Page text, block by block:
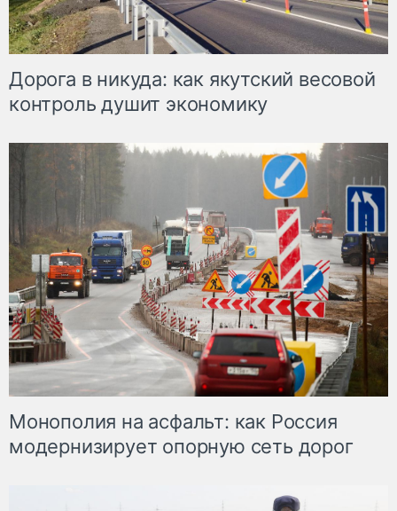
Дорога в никуда: как якутский весовой
контроль душит экономику
Монополия на асфальт: как Россия
модернизирует опорную сеть дорог